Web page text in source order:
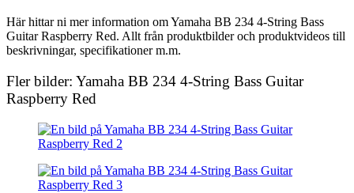
Här hittar ni mer information om Yamaha BB 234 4-String Bass
Guitar Raspberry Red. Allt från produktbilder och produktvideos till
beskrivningar, specifikationer m.m.
Fler bilder: Yamaha BB 234 4-String Bass Guitar
Raspberry Red